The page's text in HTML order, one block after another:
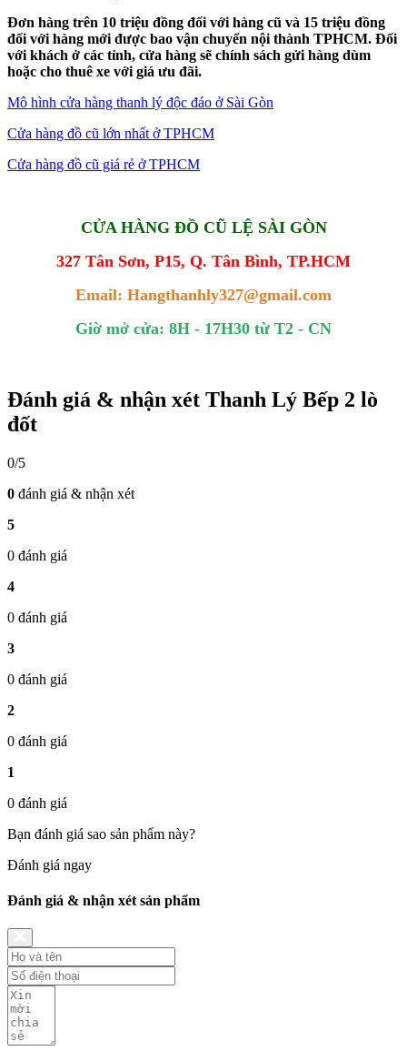
Đơn hàng trên 10 triệu đồng đối với hàng cũ và 15 triệu đồng
đối với hàng mới được bao vận chuyển nội thành TPHCM. Đối
với khách ở các tỉnh, cửa hàng sẽ chính sách gửi hàng dùm
hoặc cho thuê xe với giá ưu đãi.
Mô hình cửa hàng thanh lý độc đáo ở Sài Gòn
Cửa hàng đồ cũ lớn nhất ở TPHCM
Cửa hàng đồ cũ giá rẻ ở TPHCM
CỬA HÀNG ĐỒ CŨ LỆ SÀI GÒN
327 Tân Sơn, P15, Q. Tân Bình, TP.HCM
Email: Hangthanhly327@gmail.com
Giờ mở cửa: 8H - 17H30 từ T2 - CN
Đánh giá & nhận xét Thanh Lý Bếp 2 lò
đốt
0/5
0 đánh giá & nhận xét
5
0 đánh giá
4
0 đánh giá
3
0 đánh giá
2
0 đánh giá
1
0 đánh giá
Bạn đánh giá sao sản phẩm này?
Đánh giá ngay
Đánh giá & nhận xét sản phẩm